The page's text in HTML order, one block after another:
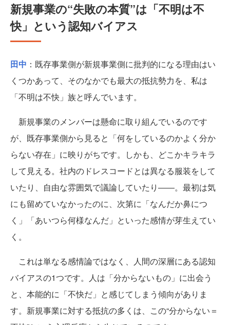
新規事業の“失敗の本質”は「不明は不
快」という認知バイアス
田中 ：既存事業側が新規事業側に批判的になる理由はい
くつかあって、そのなかでも最大の抵抗勢力を、私は
「不明は不快」族と呼んでいます。
新規事業のメンバーは懸命に取り組んでいるのです
が、既存事業側から見ると「何をしているのかよく分か
らない存在」に映りがちです。しかも、どこかキラキラ
して見える。社内のドレスコードとは異なる服装をして
いたり、自由な雰囲気で議論していたり――。最初は気
にも留めていなかったのに、次第に「なんだか鼻につ
く」「あいつら何様なんだ」といった感情が芽生えてい
く。
これは単なる感情論ではなく、人間の深層にある認知
バイアスの1つです。人は「分からないもの」に出会う
と、本能的に「不快だ」と感じてしまう傾向がありま
す。新規事業に対する抵抗の多くは、この“分からない＝